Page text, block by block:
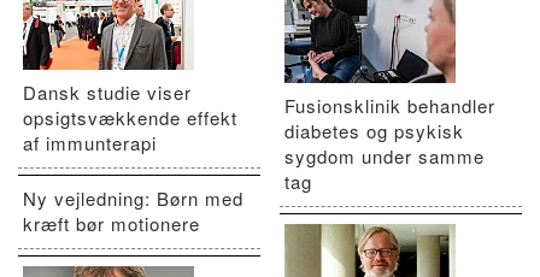
Dansk studie viser
opsigtsvækkende effekt
af immunterapi
Ny vejledning: Børn med
kræft bør motionere
Fusionsklinik behandler
diabetes og psykisk
sygdom under samme
tag